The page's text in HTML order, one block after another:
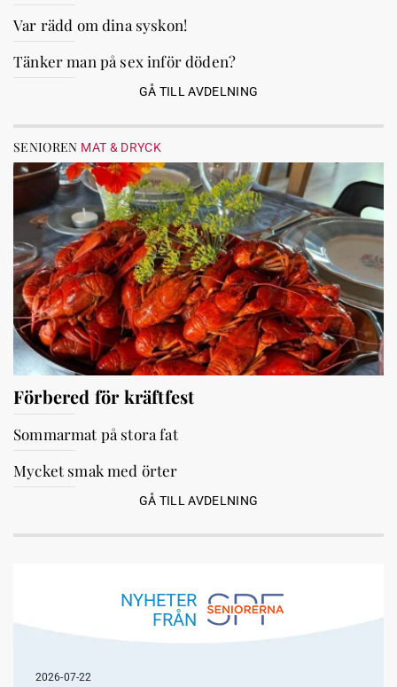
Var rädd om dina syskon!
Tänker man på sex inför döden?
GÅ TILL AVDELNING
SENIOREN MAT & DRYCK
Förbered för kräftfest
Sommarmat på stora fat
Mycket smak med örter
GÅ TILL AVDELNING
NYHETER
FRÅN
2026-07-22